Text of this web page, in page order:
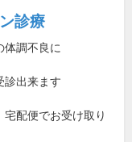
診療
体調不良に
診出来ます
配便でお受け取り